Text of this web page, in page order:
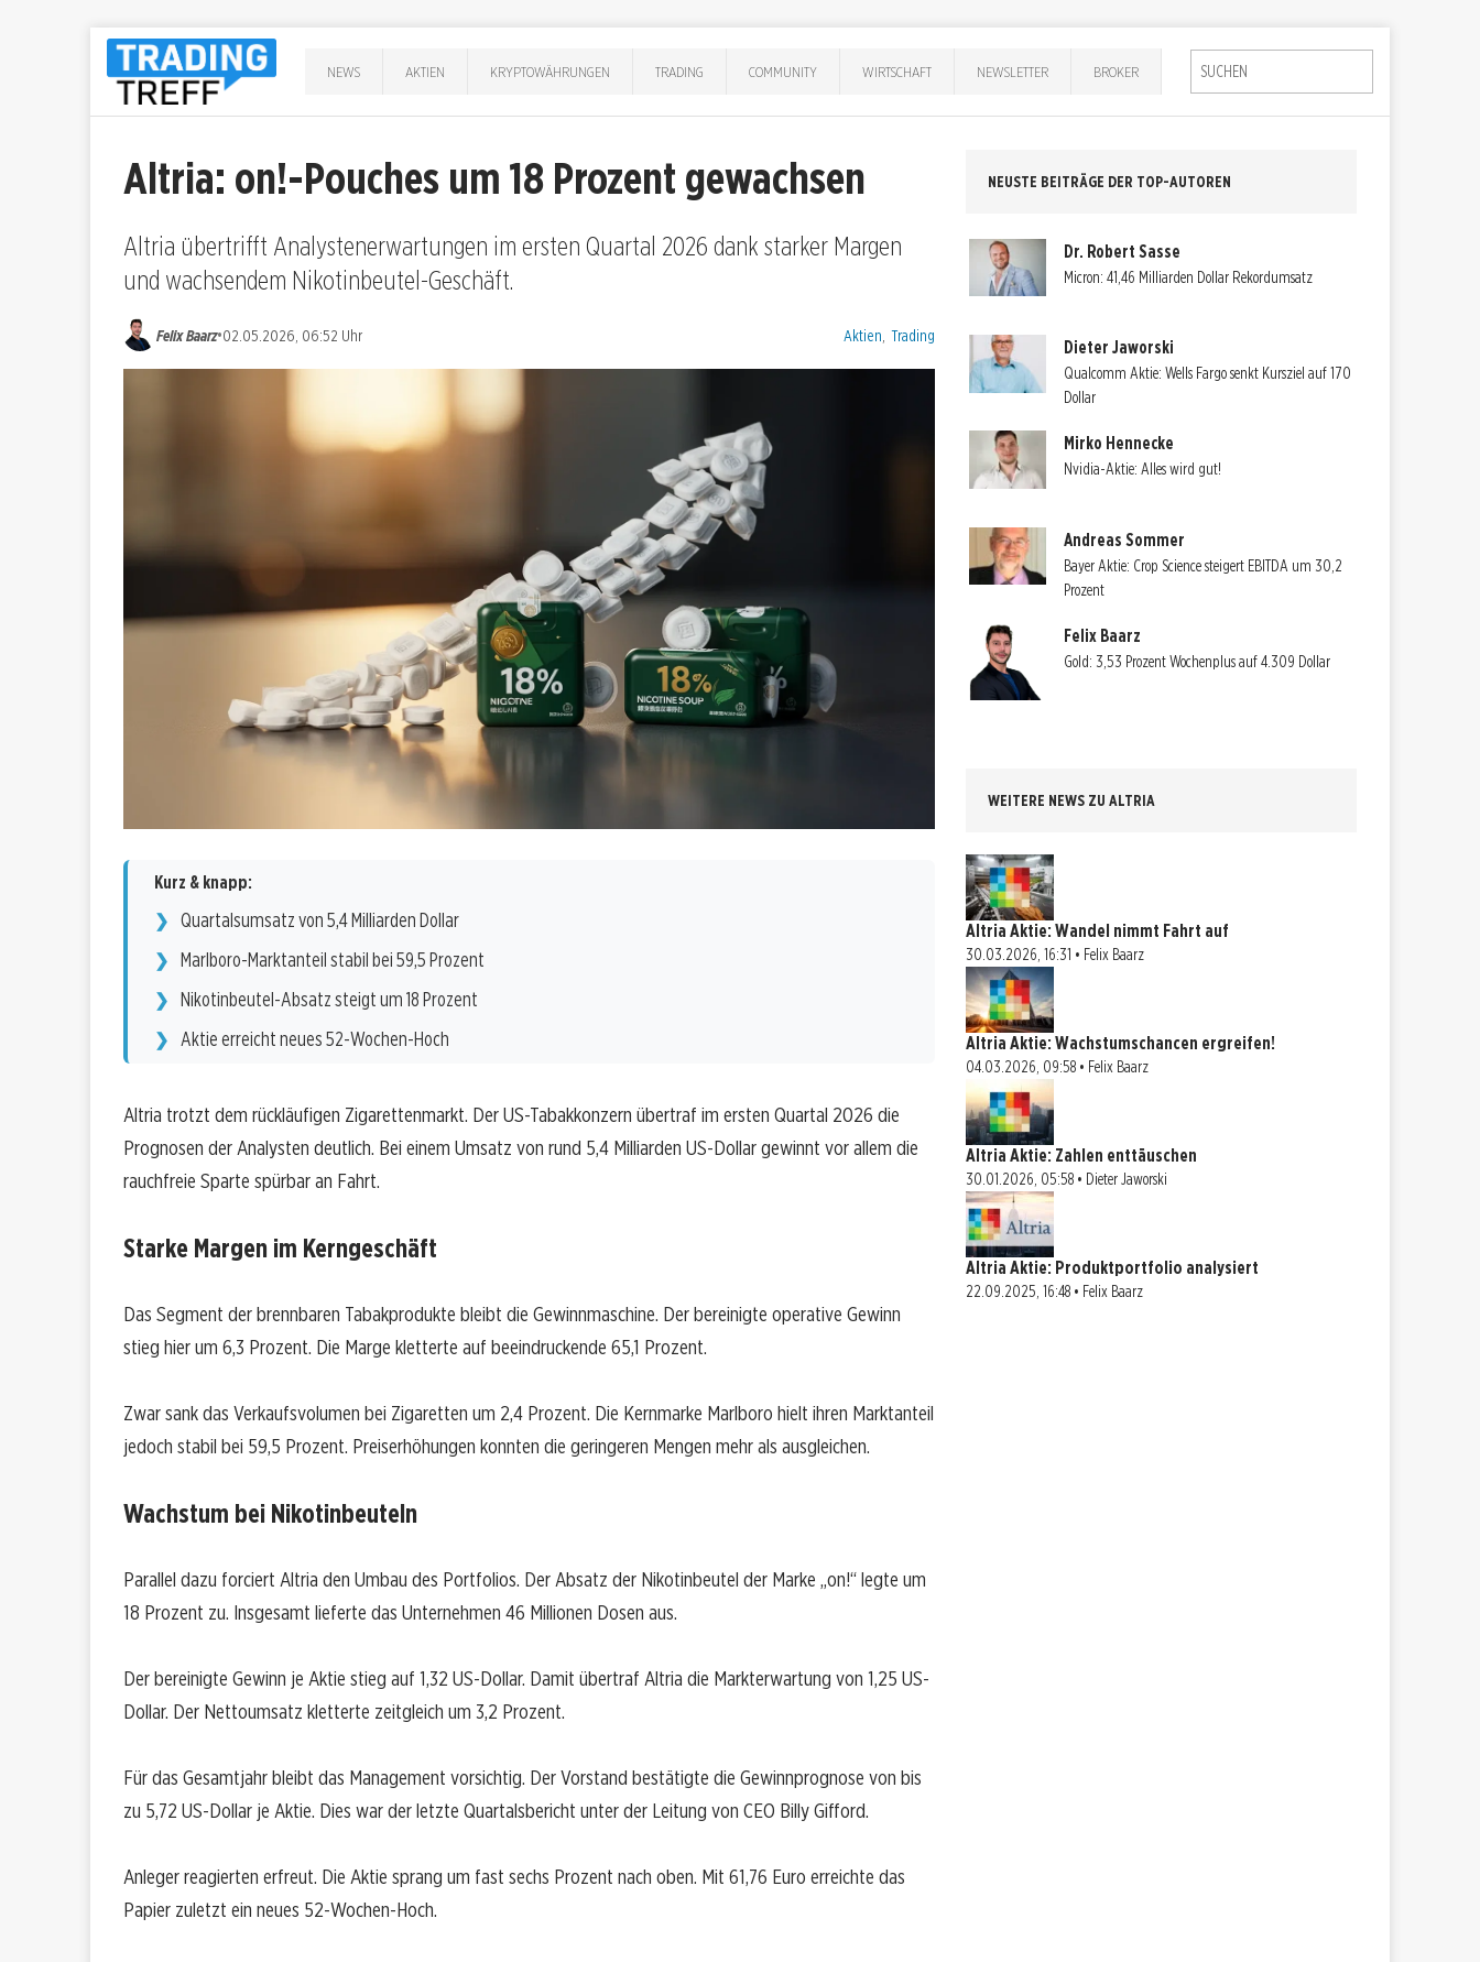
NEWS AKTIEN KRYPTOWÄHRUNGEN TRADING COMMUNITY WIRTSCHAFT NEWSLETTER BROKER
Altria: on!-Pouches um 18 Prozent gewachsen
Altria übertrifft Analystenerwartungen im ersten Quartal 2026 dank starker Margen
und wachsendem Nikotinbeutel-Geschäft.
Felix Baarz•02.05.2026, 06:52 Uhr Kategorien:
Aktien Trading
Kurz & knapp:
Quartalsumsatz von 5,4 Milliarden Dollar
Marlboro-Marktanteil stabil bei 59,5 Prozent
Nikotinbeutel-Absatz steigt um 18 Prozent
Aktie erreicht neues 52-Wochen-Hoch
Altria trotzt dem rückläufigen Zigarettenmarkt. Der US-Tabakkonzern übertraf im ersten Quartal 2026 die
Prognosen der Analysten deutlich. Bei einem Umsatz von rund 5,4 Milliarden US-Dollar gewinnt vor allem die
rauchfreie Sparte spürbar an Fahrt.
Starke Margen im Kerngeschäft
Das Segment der brennbaren Tabakprodukte bleibt die Gewinnmaschine. Der bereinigte operative Gewinn
stieg hier um 6,3 Prozent. Die Marge kletterte auf beeindruckende 65,1 Prozent.
Zwar sank das Verkaufsvolumen bei Zigaretten um 2,4 Prozent. Die Kernmarke Marlboro hielt ihren Marktanteil
jedoch stabil bei 59,5 Prozent. Preiserhöhungen konnten die geringeren Mengen mehr als ausgleichen.
Wachstum bei Nikotinbeuteln
Parallel dazu forciert Altria den Umbau des Portfolios. Der Absatz der Nikotinbeutel der Marke „on!“ legte um
18 Prozent zu. Insgesamt lieferte das Unternehmen 46 Millionen Dosen aus.
Der bereinigte Gewinn je Aktie stieg auf 1,32 US-Dollar. Damit übertraf Altria die Markterwartung von 1,25 US-
Dollar. Der Nettoumsatz kletterte zeitgleich um 3,2 Prozent.
Für das Gesamtjahr bleibt das Management vorsichtig. Der Vorstand bestätigte die Gewinnprognose von bis
zu 5,72 US-Dollar je Aktie. Dies war der letzte Quartalsbericht unter der Leitung von CEO Billy Gifford.
Anleger reagierten erfreut. Die Aktie sprang um fast sechs Prozent nach oben. Mit 61,76 Euro erreichte das
Papier zuletzt ein neues 52-Wochen-Hoch.
NEUSTE BEITRÄGE DER TOP-AUTOREN
Dr. Robert Sasse
Micron: 41,46 Milliarden Dollar Rekordumsatz
Dieter Jaworski
Qualcomm Aktie: Wells Fargo senkt Kursziel auf 170
Dollar
Mirko Hennecke
Nvidia-Aktie: Alles wird gut!
Andreas Sommer
Bayer Aktie: Crop Science steigert EBITDA um 30,2
Prozent
Felix Baarz
Gold: 3,53 Prozent Wochenplus auf 4.309 Dollar
WEITERE NEWS ZU ALTRIA
Altria Aktie: Wandel nimmt Fahrt auf
30.03.2026, 16:31 • Felix Baarz
Altria Aktie: Wachstumschancen ergreifen!
04.03.2026, 09:58 • Felix Baarz
Altria Aktie: Zahlen enttäuschen
30.01.2026, 05:58 • Dieter Jaworski
Altria Aktie: Produktportfolio analysiert
22.09.2025, 16:48 • Felix Baarz